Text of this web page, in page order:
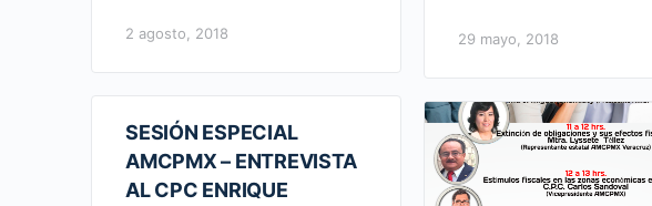
2 agosto, 2018 29 mayo, 2018
SESIÓN ESPECIAL
AMCPMX – ENTREVISTA
AL CPC ENRIQUE